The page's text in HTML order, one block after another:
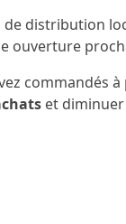
distribution
et